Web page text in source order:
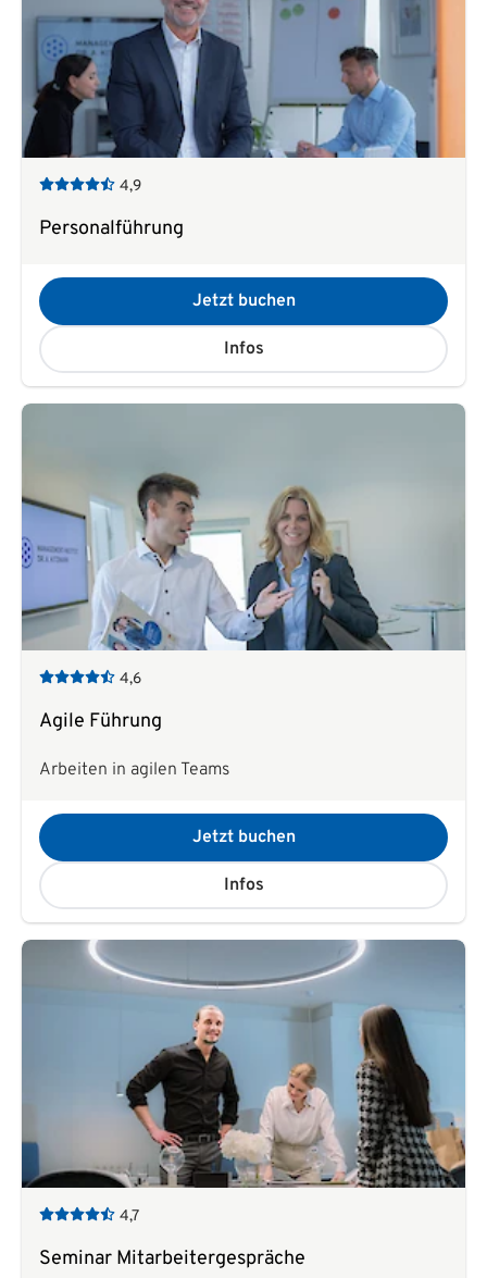
4,9
Personalführung
Jetzt buchen
Infos
4,6
Agile Führung
Arbeiten in agilen Teams
Jetzt buchen
Infos
4,7
Seminar Mitarbeitergespräche